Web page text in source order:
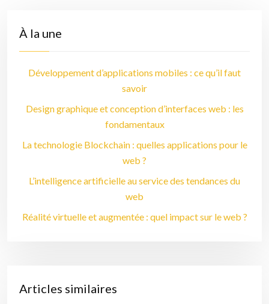
À la une
Développement d’applications mobiles : ce qu’il faut
savoir
Design graphique et conception d’interfaces web : les
fondamentaux
La technologie Blockchain : quelles applications pour le
web ?
L’intelligence artificielle au service des tendances du
web
Réalité virtuelle et augmentée : quel impact sur le web ?
Articles similaires